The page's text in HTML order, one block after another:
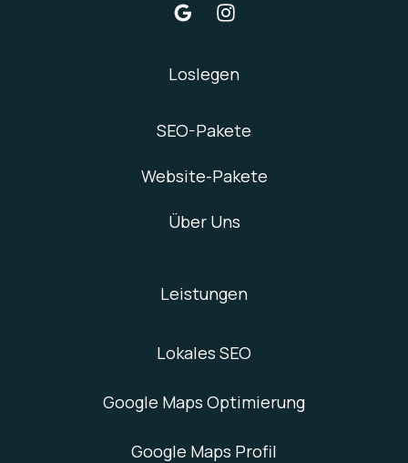
Loslegen
SEO-Pakete
Website-Pakete
Über Uns
Leistungen
Lokales SEO
Google Maps Optimierung
Google Maps Profil